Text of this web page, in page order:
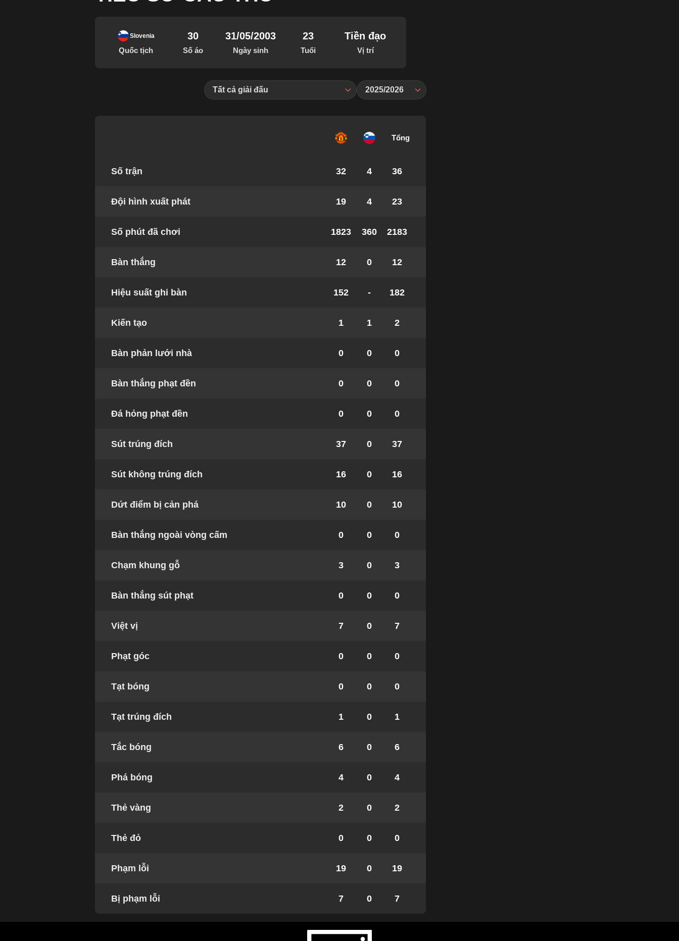
Slovenia
Quốc tịch
30
Số áo
31/05/2003
Ngày sinh
23
Tuổi
Tiền đạo
Vị trí
Tất cả giải đấu 2025/2026
Tổng
Số trận 32 4 36
Đội hình xuất phát 19 4 23
Số phút đã chơi 1823 360 2183
Bàn thắng 12 0 12
Hiệu suất ghi bàn 152 - 182
Kiến tạo 1 1 2
Bàn phản lưới nhà 0 0 0
Bàn thắng phạt đền 0 0 0
Đá hỏng phạt đền 0 0 0
Sút trúng đích 37 0 37
Sút không trúng đích 16 0 16
Dứt điểm bị cản phá 10 0 10
Bàn thắng ngoài vòng cấm 0 0 0
Chạm khung gỗ 3 0 3
Bàn thắng sút phạt 0 0 0
Việt vị 7 0 7
Phạt góc 0 0 0
Tạt bóng 0 0 0
Tạt trúng đích 1 0 1
Tắc bóng 6 0 6
Phá bóng 4 0 4
Thẻ vàng 2 0 2
Thẻ đỏ 0 0 0
Phạm lỗi 19 0 19
Bị phạm lỗi 7 0 7